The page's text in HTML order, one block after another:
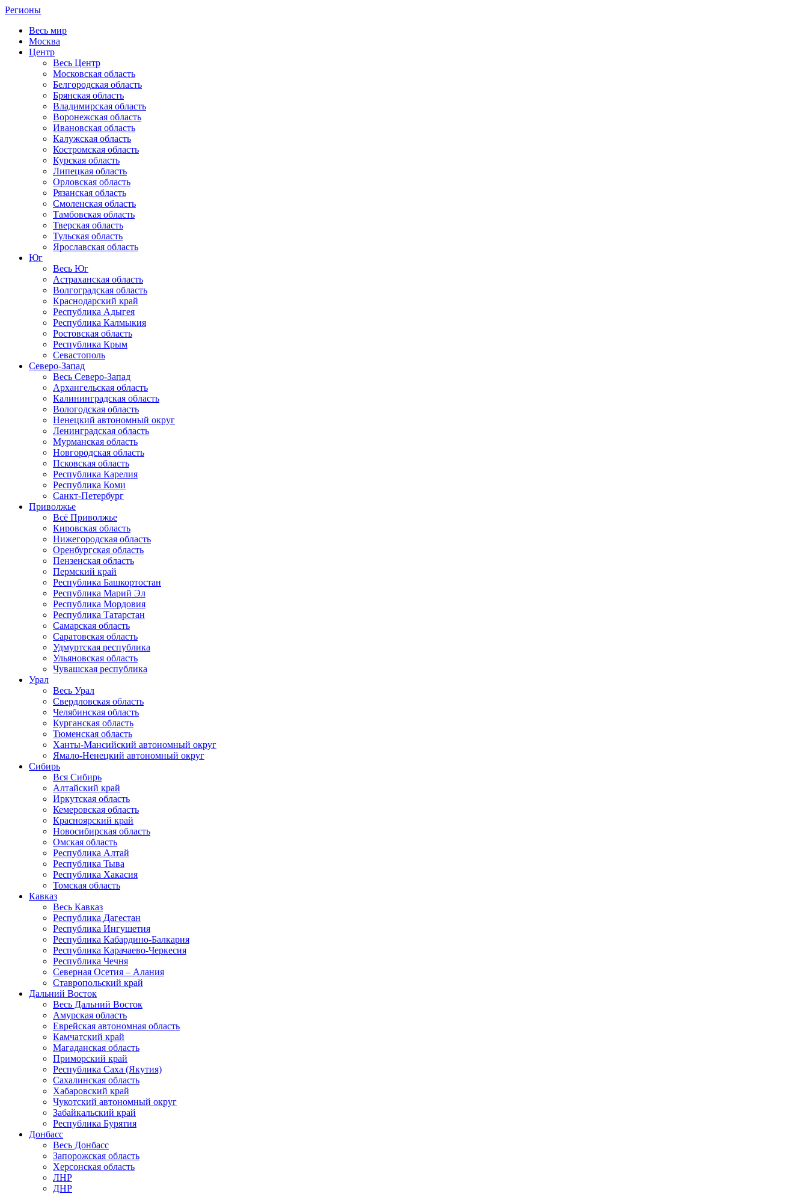
Регионы
Весь мир
Москва
Центр
Весь Центр
Московская область
Белгородская область
Брянская область
Владимирская область
Воронежская область
Ивановская область
Калужская область
Костромская область
Курская область
Липецкая область
Орловская область
Рязанская область
Смоленская область
Тамбовская область
Тверская область
Тульская область
Ярославская область
Юг
Весь Юг
Астраханская область
Волгоградская область
Краснодарский край
Республика Адыгея
Республика Калмыкия
Ростовская область
Республика Крым
Севастополь
Северо-Запад
Весь Северо-Запад
Архангельская область
Калининградская область
Вологодская область
Ненецкий автономный округ
Ленинградская область
Мурманская область
Новгородская область
Псковская область
Республика Карелия
Республика Коми
Санкт-Петербург
Приволжье
Всё Приволжье
Кировская область
Нижегородская область
Оренбургская область
Пензенская область
Пермский край
Республика Башкортостан
Республика Марий Эл
Республика Мордовия
Республика Татарстан
Самарская область
Саратовская область
Удмуртская республика
Ульяновская область
Чувашская республика
Урал
Весь Урал
Свердловская область
Челябинская область
Курганская область
Тюменская область
Ханты-Мансийский автономный округ
Ямало-Ненецкий автономный округ
Сибирь
Вся Сибирь
Алтайский край
Иркутская область
Кемеровская область
Красноярский край
Новосибирская область
Омская область
Республика Алтай
Республика Тыва
Республика Хакасия
Томская область
Кавказ
Весь Кавказ
Республика Дагестан
Республика Ингушетия
Республика Кабардино-Балкария
Республика Карачаево-Черкесия
Республика Чечня
Северная Осетия – Алания
Ставропольский край
Дальний Восток
Весь Дальний Восток
Амурская область
Еврейская автономная область
Камчатский край
Магаданская область
Приморский край
Республика Саха (Якутия)
Сахалинская область
Хабаровский край
Чукотский автономный округ
Забайкальский край
Республика Бурятия
Донбасс
Весь Донбасс
Запорожская область
Херсонская область
ЛНР
ДНР